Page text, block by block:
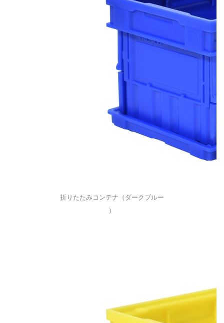
折りたたみコンテナ（ダークブルー
）